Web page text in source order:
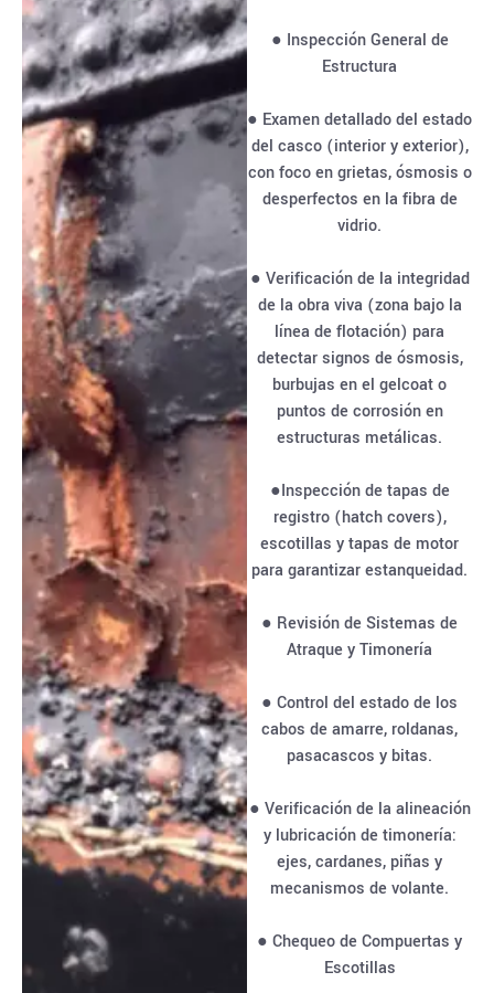
● Inspección General de
Estructura
● Examen detallado del estado
del casco (interior y exterior),
con foco en grietas, ósmosis o
desperfectos en la fibra de
vidrio.
● Verificación de la integridad
de la obra viva (zona bajo la
línea de flotación) para
detectar signos de ósmosis,
burbujas en el gelcoat o
puntos de corrosión en
estructuras metálicas.
●Inspección de tapas de
registro (hatch covers),
escotillas y tapas de motor
para garantizar estanqueidad.
● Revisión de Sistemas de
Atraque y Timonería
● Control del estado de los
cabos de amarre, roldanas,
pasacascos y bitas.
● Verificación de la alineación
y lubricación de timonería:
ejes, cardanes, piñas y
mecanismos de volante.
● Chequeo de Compuertas y
Escotillas